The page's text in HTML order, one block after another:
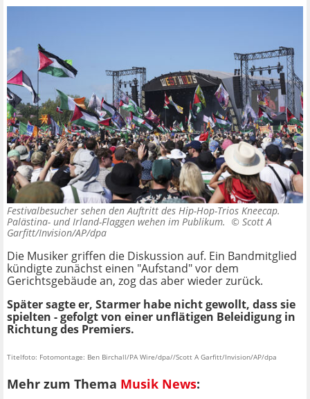
Festivalbesucher sehen den Auftritt des Hip-Hop-Trios Kneecap.
Palästina- und Irland-Flaggen wehen im Publikum. © Scott A
Garfitt/Invision/AP/dpa
Die Musiker griffen die Diskussion auf. Ein Bandmitglied
kündigte zunächst einen "Aufstand" vor dem
Gerichtsgebäude an, zog das aber wieder zurück.
Später sagte er, Starmer habe nicht gewollt, dass sie
spielten - gefolgt von einer unflätigen Beleidigung in
Richtung des Premiers.
Titelfoto: Fotomontage: Ben Birchall/PA Wire/dpa//Scott A Garfitt/Invision/AP/dpa
Mehr zum Thema Musik News: